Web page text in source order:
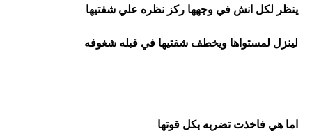
ينظر لكل انش في وجهها ركز نظره علي شفتيها
لينزل لمستواها ويخطف شفتيها في قبله شغوفه
اما هي فاخذت تضربه بكل قوتها